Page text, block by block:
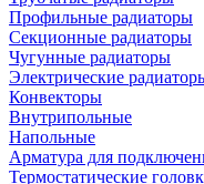
Профильные радиаторы
Секционные радиаторы
Чугунные радиаторы
Электрические
Конвекторы
Внутрипольные
Напольные
Арматура для
Термостатические